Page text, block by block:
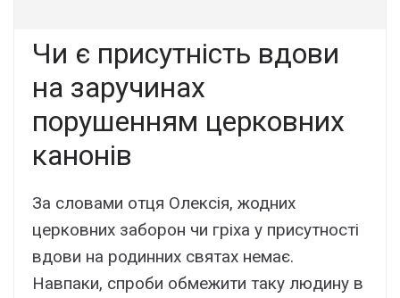
Чи є присутність вдови
на заручинах
порушенням церковних
канонів
За словами отця Олексія, жодних
церковних заборон чи гріха у присутності
вдови на родинних святах немає.
Навпаки, спроби обмежити таку людину в